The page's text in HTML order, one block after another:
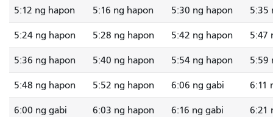
5:12 ng hapon 5:16 ng hapon 5:30 ng hapon 5:35
5:24 ng hapon 5:28 ng hapon 5:42 ng hapon 5:47
5:36 ng hapon 5:40 ng hapon 5:54 ng hapon 5:59
5:48 ng hapon 5:52 ng hapon 6:06 ng gabi 6:11
6:00 ng gabi 6:03 ng hapon 6:16 ng gabi 6:21